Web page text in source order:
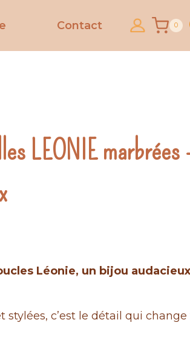
Contact 0
LEONIE marbrées
Léonie, un bijou
stylées, c’est le détail qui